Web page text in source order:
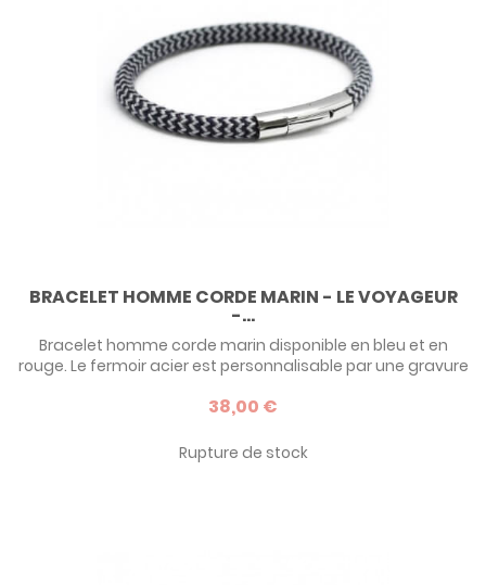
BRACELET HOMME CORDE MARIN - LE VOYAGEUR
-...
Bracelet homme corde marin disponible en bleu et en
rouge. Le fermoir acier est personnalisable par une gravure
38,00 €
Rupture de stock